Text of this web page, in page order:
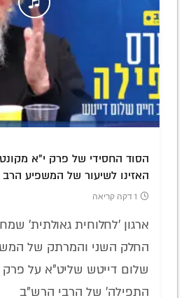
הסוד החסידי של פרק י"א
האזינו לשיעור של המשפיע הרב
1 דקה קריאה
ארגון 'לחלוחית גאולתית'
החלק השני והמרתק של
שלום דייטש שליט"א על פרק
התפילה' של הרבי הרש"ב